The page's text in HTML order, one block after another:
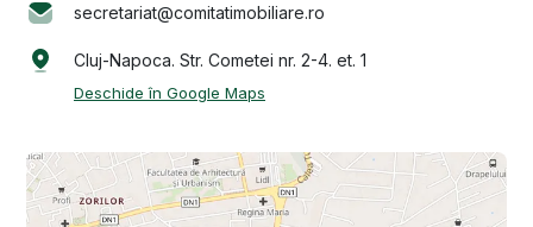
secretariat@comitatimobiliare.ro
Cluj-Napoca. Str. Cometei nr. 2-4. et. 1
Deschide în Google Maps